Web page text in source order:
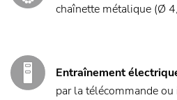
chaînette métalique (Ø
Entraînement
par la télécommande